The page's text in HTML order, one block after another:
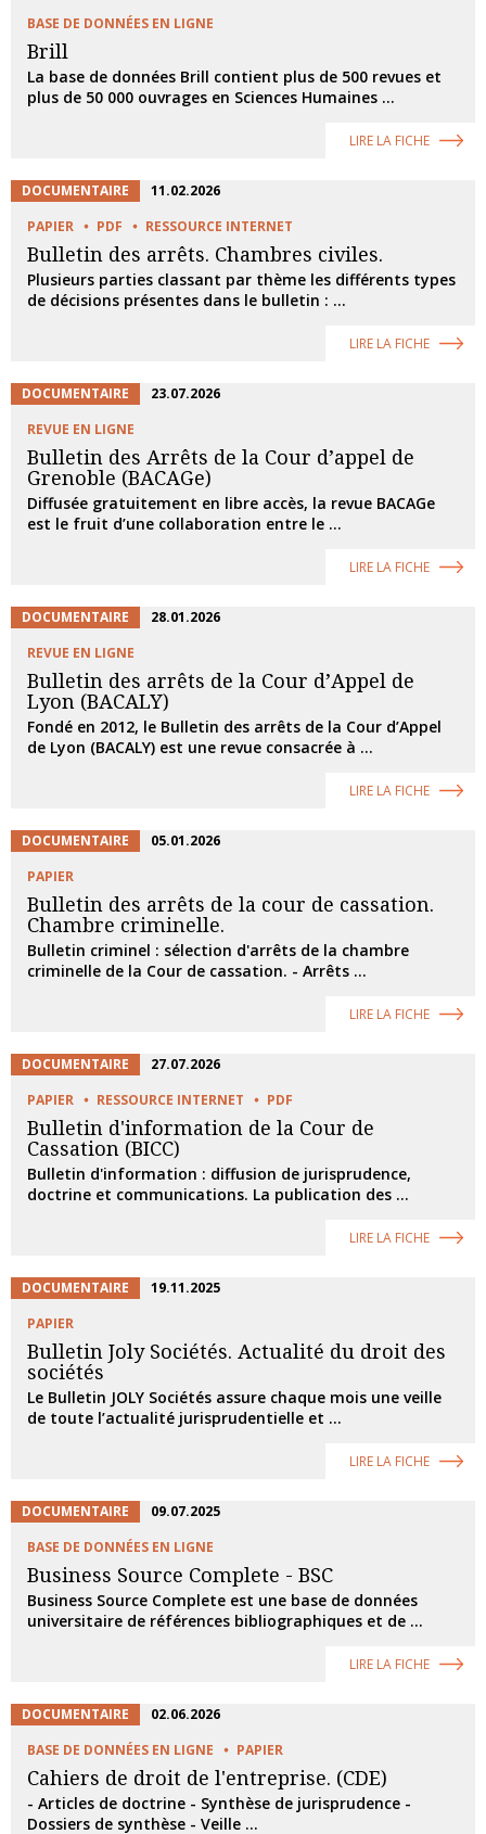
BASE DE DONNÉES EN LIGNE
Brill
La base de données Brill contient plus de 500 revues et
plus de 50 000 ouvrages en Sciences Humaines ...
LIRE LA FICHE
DOCUMENTAIRE
11.02.2026
PAPIER
PDF RESSOURCE INTERNET
Bulletin des arrêts. Chambres civiles.
Plusieurs parties classant par thème les différents types
de décisions présentes dans le bulletin : ...
LIRE LA FICHE
DOCUMENTAIRE
23.07.2026
REVUE EN LIGNE
Bulletin des Arrêts de la Cour d’appel de
Grenoble (BACAGe)
Diffusée gratuitement en libre accès, la revue BACAGe
est le fruit d’une collaboration entre le ...
LIRE LA FICHE
DOCUMENTAIRE
28.01.2026
REVUE EN LIGNE
Bulletin des arrêts de la Cour d’Appel de
Lyon (BACALY)
Fondé en 2012, le Bulletin des arrêts de la Cour d’Appel
de Lyon (BACALY) est une revue consacrée à ...
LIRE LA FICHE
DOCUMENTAIRE
05.01.2026
PAPIER
Bulletin des arrêts de la cour de cassation.
Chambre criminelle.
Bulletin criminel : sélection d'arrêts de la chambre
criminelle de la Cour de cassation. - Arrêts ...
LIRE LA FICHE
DOCUMENTAIRE
27.07.2026
PAPIER
RESSOURCE INTERNET PDF
Bulletin d'information de la Cour de
Cassation (BICC)
Bulletin d'information : diffusion de jurisprudence,
doctrine et communications. La publication des ...
LIRE LA FICHE
DOCUMENTAIRE
19.11.2025
PAPIER
Bulletin Joly Sociétés. Actualité du droit des
sociétés
Le Bulletin JOLY Sociétés assure chaque mois une veille
de toute l’actualité jurisprudentielle et ...
LIRE LA FICHE
DOCUMENTAIRE
09.07.2025
BASE DE DONNÉES EN LIGNE
Business Source Complete - BSC
Business Source Complete est une base de données
universitaire de références bibliographiques et de ...
LIRE LA FICHE
DOCUMENTAIRE
02.06.2026
BASE DE DONNÉES EN LIGNE
PAPIER
Cahiers de droit de l'entreprise. (CDE)
- Articles de doctrine - Synthèse de jurisprudence -
Dossiers de synthèse - Veille ...